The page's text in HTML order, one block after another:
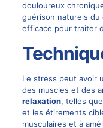
douloureux
guérison naturels du
efficace pour traiter
Le stress peut avoir
des muscles et des
relaxation, telles
et les étirements
musculaires et à